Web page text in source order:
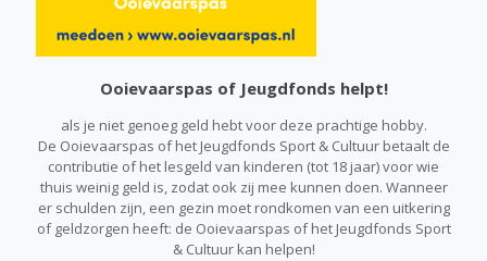
Ooievaarspas of Jeugdfonds helpt!
als je niet genoeg geld hebt voor deze prachtige hobby.
De Ooievaarspas of het Jeugdfonds Sport & Cultuur betaalt de
contributie of het lesgeld van kinderen (tot 18 jaar) voor wie
thuis weinig geld is, zodat ook zij mee kunnen doen. Wanneer
er schulden zijn, een gezin moet rondkomen van een uitkering
of geldzorgen heeft: de Ooievaarspas of het Jeugdfonds Sport
& Cultuur kan helpen!